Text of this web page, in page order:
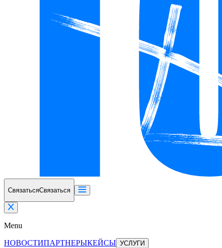
СвязатьсяСвязаться
Menu
НОВОСТИПАРТНЕРЫКЕЙСЫ УСЛУГИ